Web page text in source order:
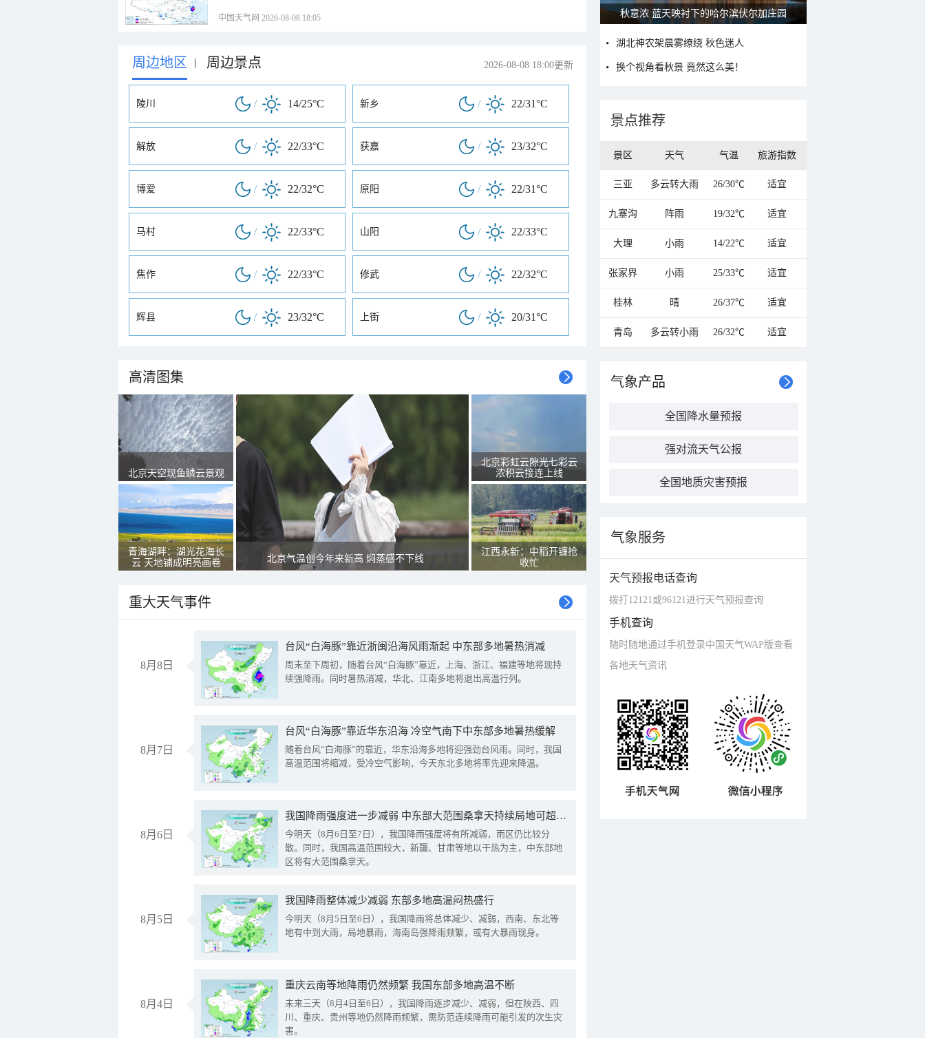
中国天气网 2026-08-08 18:05
周边地区 | 周边景点 2026-08-08 18:00更新
陵川 / 14/25°C 新乡 / 22/31°C
解放 / 22/33°C 获嘉 / 23/32°C
博爱 / 22/32°C 原阳 / 22/31°C
马村 / 22/33°C 山阳 / 22/33°C
焦作 / 22/33°C 修武 / 22/32°C
辉县 / 23/32°C 上街 / 20/31°C
高清图集
北京天空现鱼鳞云景观
青海湖畔：湖光花海长
云 天地铺成明亮画卷
北京气温创今年来新高 焖蒸感不下线
北京彩虹云隙光七彩云
浓积云接连上线
江西永新：中稻开镰抢
收忙
重大天气事件
8月8日
台风“白海豚”靠近浙闽沿海风雨渐起 中东部多地暑热消减
周末至下周初，随着台风“白海豚”靠近，上海、浙江、福建等地将现持
续强降雨。同时暑热消减，华北、江南多地将退出高温行列。
8月7日
台风“白海豚”靠近华东沿海 冷空气南下中东部多地暑热缓解
随着台风“白海豚”的靠近，华东沿海多地将迎强劲台风雨。同时，我国
高温范围将缩减，受冷空气影响，今天东北多地将率先迎来降温。
8月6日
我国降雨强度进一步减弱 中东部大范围桑拿天持续局地可超38℃
今明天（8月6日至7日），我国降雨强度将有所减弱，雨区仍比较分
散。同时，我国高温范围较大，新疆、甘肃等地以干热为主，中东部地
区将有大范围桑拿天。
8月5日
我国降雨整体减少减弱 东部多地高温闷热盛行
今明天（8月5日至6日），我国降雨将总体减少、减弱，西南、东北等
地有中到大雨，局地暴雨，海南岛强降雨频繁，或有大暴雨现身。
8月4日
重庆云南等地降雨仍然频繁 我国东部多地高温不断
未来三天（8月4日至6日），我国降雨逐步减少、减弱，但在陕西、四
川、重庆、贵州等地仍然降雨频繁，需防范连续降雨可能引发的次生灾
害。
秋意浓 蓝天映衬下的哈尔滨伏尔加庄园
湖北神农架晨雾缭绕 秋色迷人
换个视角看秋景 竟然这么美！
景点推荐
景区 天气 气温 旅游指数
三亚 多云转大雨 26/30℃ 适宜
九寨沟 阵雨 19/32℃ 适宜
大理 小雨 14/22℃ 适宜
张家界 小雨 25/33℃ 适宜
桂林 晴 26/37℃ 适宜
青岛 多云转小雨 26/32℃ 适宜
气象产品
全国降水量预报
强对流天气公报
全国地质灾害预报
气象服务
天气预报电话查询
拨打12121或96121进行天气预报查询
手机查询
随时随地通过手机登录中国天气WAP版查看
各地天气资讯